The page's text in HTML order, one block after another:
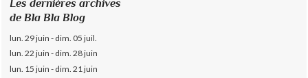
Les dernières archives
de Bla Bla Blog
lun. 29 juin - dim. 05 juil.
lun. 22 juin - dim. 28 juin
lun. 15 juin - dim. 21 juin